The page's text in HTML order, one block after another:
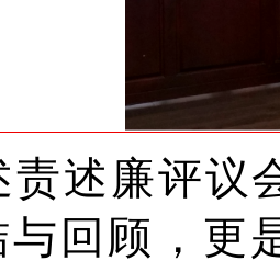
责述廉评议
与回顾，更